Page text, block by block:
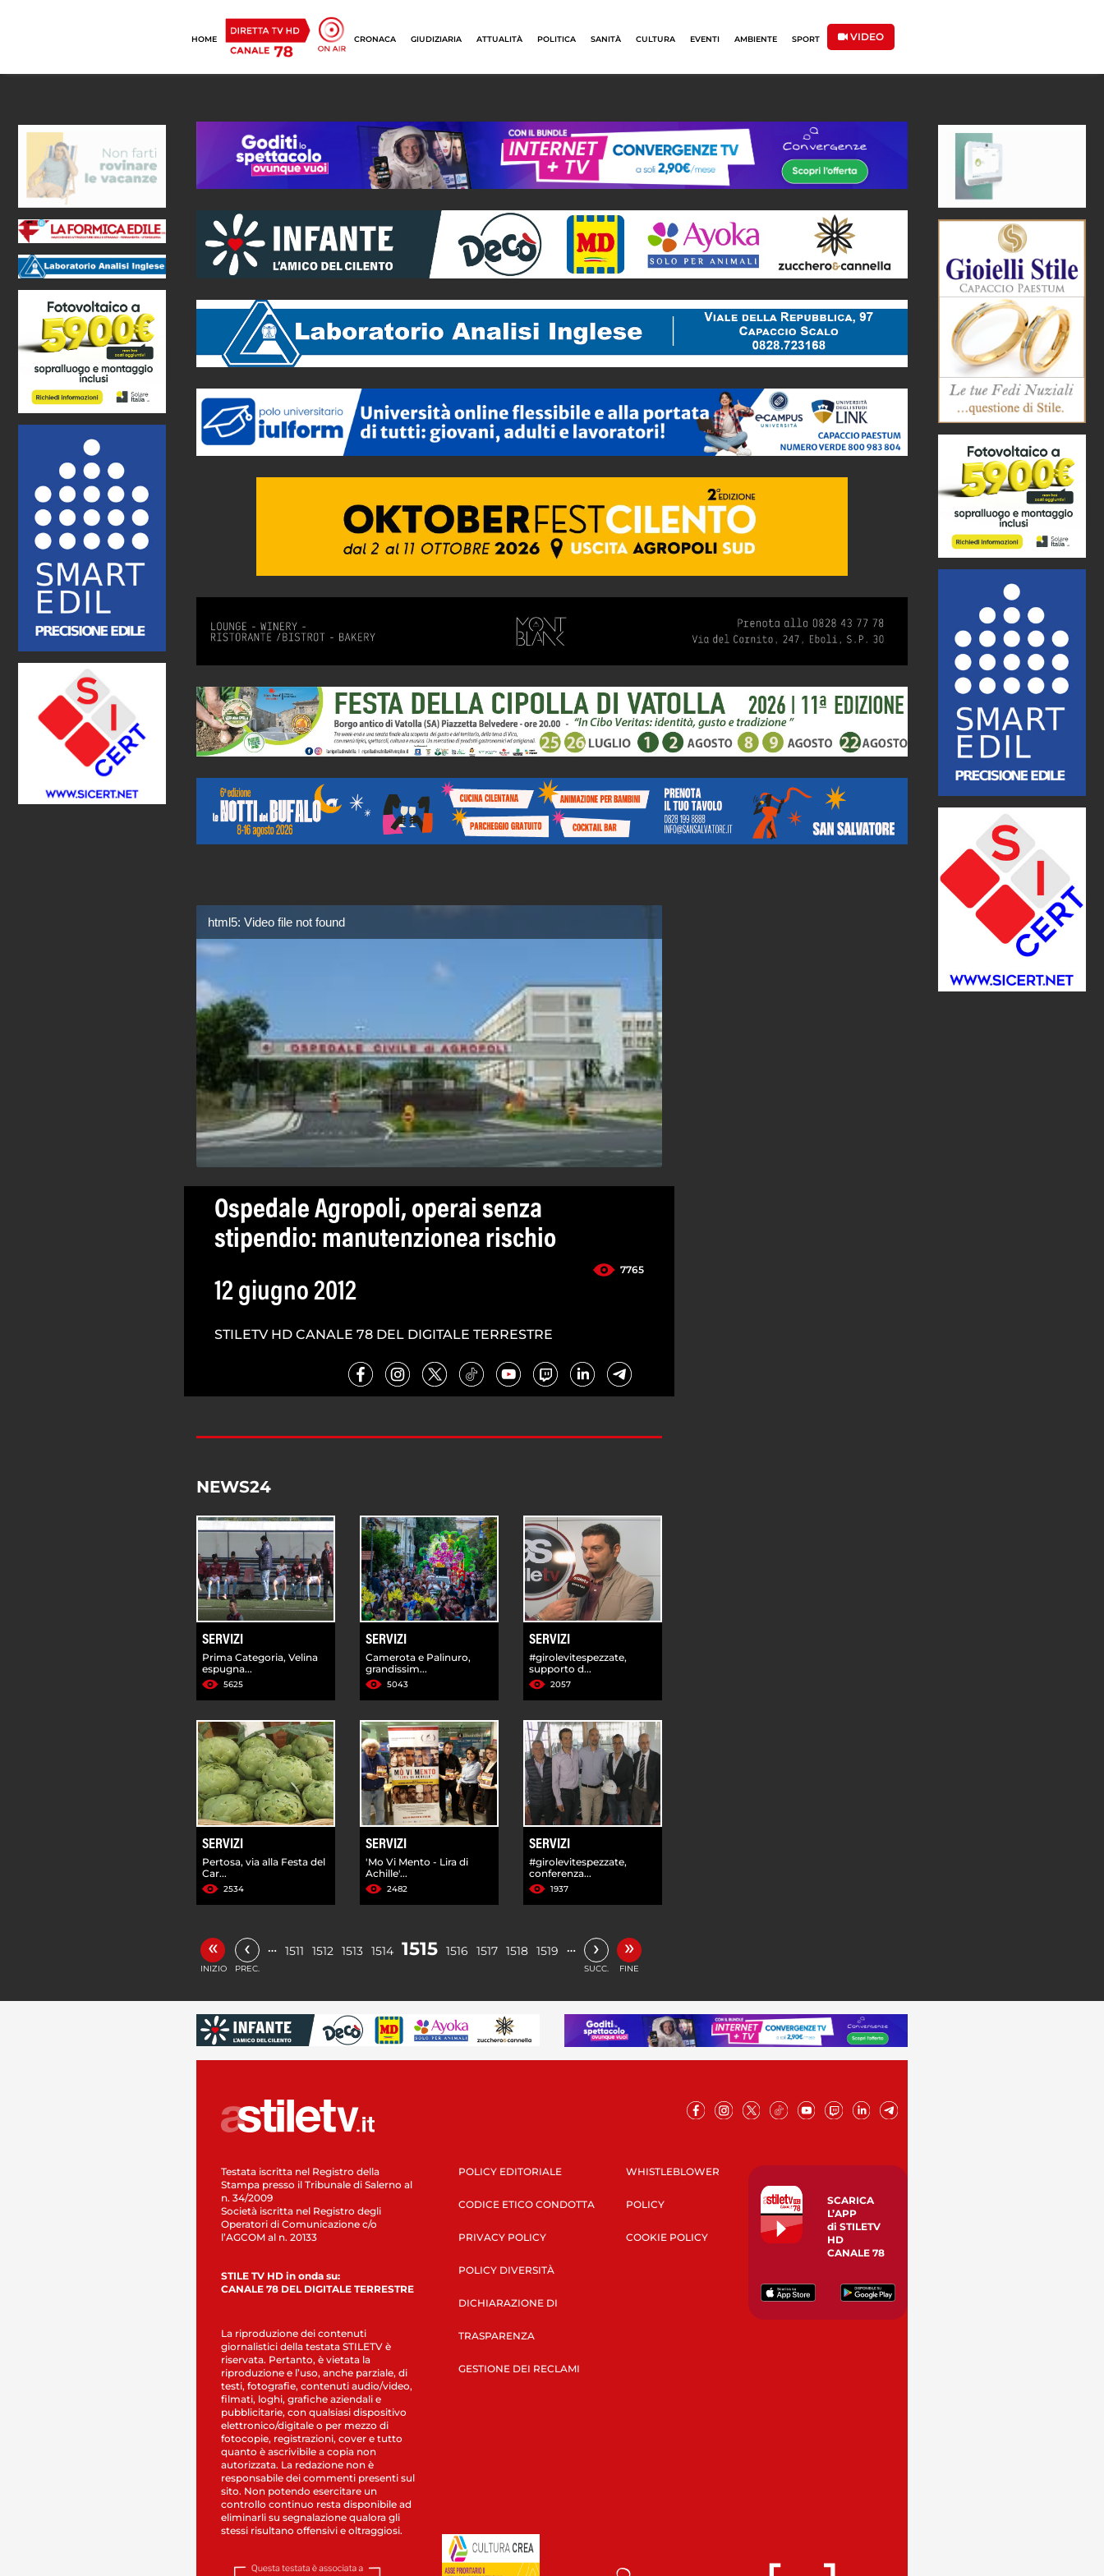
HOME CRONACA GIUDIZIARIA ATTUALITÀ POLITICA SANITÀ CULTURA EVENTI AMBIENTE SPORT VIDEO
html5: Video file not found
Ospedale Agropoli, operai senza
stipendio: manutenzionea rischio
7765
12 giugno 2012
STILETV HD CANALE 78 DEL DIGITALE TERRESTRE
NEWS24
SERVIZI
Prima Categoria, Velina
espugna...
5625
SERVIZI
Camerota e Palinuro,
grandissim...
5043
SERVIZI
#girolevitespezzate,
supporto d...
2057
SERVIZI
Pertosa, via alla Festa del
Car...
2534
SERVIZI
'Mo Vi Mento - Lira di
Achille'...
2482
SERVIZI
#girolevitespezzate,
conferenza...
1937
«
INIZIO
‹
PREC.
… 1511 1512 1513 1514 1515 1516 1517 1518 1519 … ›
SUCC.
»
FINE
Testata iscritta nel Registro della
Stampa presso il Tribunale di Salerno al
n. 34/2009
Società iscritta nel Registro degli
Operatori di Comunicazione c/o
l’AGCOM al n. 20133
STILE TV HD in onda su:
CANALE 78 DEL DIGITALE TERRESTRE
La riproduzione dei contenuti
giornalistici della testata STILETV è
riservata. Pertanto, è vietata la
riproduzione e l’uso, anche parziale, di
testi, fotografie, contenuti audio/video,
filmati, loghi, grafiche aziendali e
pubblicitarie, con qualsiasi dispositivo
elettronico/digitale o per mezzo di
fotocopie, registrazioni, cover e tutto
quanto è ascrivibile a copia non
autorizzata. La redazione non è
responsabile dei commenti presenti sul
sito. Non potendo esercitare un
controllo continuo resta disponibile ad
eliminarli su segnalazione qualora gli
stessi risultano offensivi e oltraggiosi.
POLICY EDITORIALE
CODICE ETICO CONDOTTA
PRIVACY POLICY
POLICY DIVERSITÀ
DICHIARAZIONE DI
TRASPARENZA
GESTIONE DEI RECLAMI
WHISTLEBLOWER
POLICY
COOKIE POLICY
SCARICA
L’APP
di STILETV
HD
CANALE 78